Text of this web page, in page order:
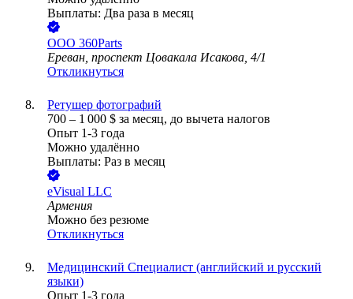
Выплаты: Два раза в месяц
ООО 360Parts
Ереван, проспект Цовакала Исакова, 4/1
Откликнуться
Ретушер фотографий
700 – 1 000 $ за месяц, до вычета налогов
Опыт 1-3 года
Можно удалённо
Выплаты: Раз в месяц
eVisual LLC
Армения
Можно без резюме
Откликнуться
Медицинский Специалист (английский и русский
языки)
Опыт 1-3 года